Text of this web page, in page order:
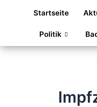
Startseite
Politik